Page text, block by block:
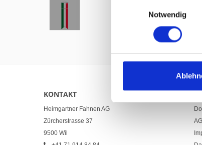
Notwendig
KONTAKT
Heimgartner Fahnen AG
Zürcherstrasse 37
9500 Wil